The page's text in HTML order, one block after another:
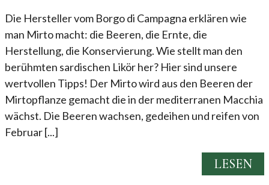
Die Hersteller vom Borgo di Campagna erklären wie
man Mirto macht: die Beeren, die Ernte, die
Herstellung, die Konservierung. Wie stellt man den
berühmten sardischen Likör her? Hier sind unsere
wertvollen Tipps! Der Mirto wird aus den Beeren der
Mirtopflanze gemacht die in der mediterranen Macchia
wächst. Die Beeren wachsen, gedeihen und reifen von
Februar [...]
LESEN